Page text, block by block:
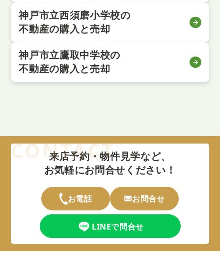
神戸市立西須磨小学校の
不動産の購入と売却
神戸市立鷹取中学校の
不動産の購入と売却
来店予約・物件見学など、
お気軽にお問合せください！
お電話 お問合せ
LINEで問合せ